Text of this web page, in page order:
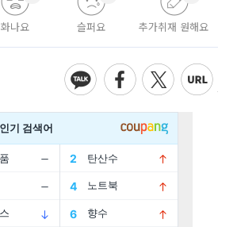
화나요 슬퍼요 추가취재 원해요